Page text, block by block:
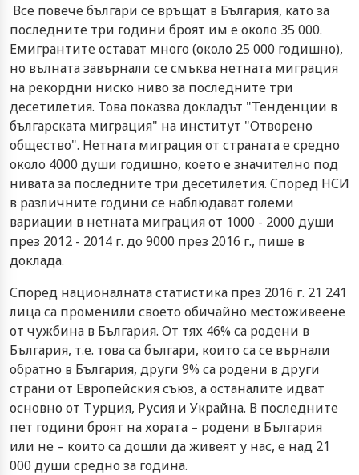
Все повече българи се връщат в България, като за
последните три години броят им е около 35 000.
Емигрантите остават много (около 25 000 годишно),
но вълната завърнали се смъква нетната миграция
на рекордни ниско ниво за последните три
десетилетия. Това показва докладът "Тенденции в
българската миграция" на институт "Отворено
общество". Нетната миграция от страната е средно
около 4000 души годишно, което е значително под
нивата за последните три десетилетия. Според НСИ
в различните години се наблюдават големи
вариации в нетната миграция от 1000 - 2000 души
през 2012 - 2014 г. до 9000 през 2016 г., пише в
доклада.
Според националната статистика през 2016 г. 21 241
лица са променили своето обичайно местоживеене
от чужбина в България. От тях 46% са родени в
България, т.е. това са българи, които са се върнали
обратно в България, други 9% са родени в други
страни от Европейския съюз, а останалите идват
основно от Турция, Русия и Украйна. В последните
пет години броят на хората – родени в България
или не – които са дошли да живеят у нас, е над 21
000 души средно за година.